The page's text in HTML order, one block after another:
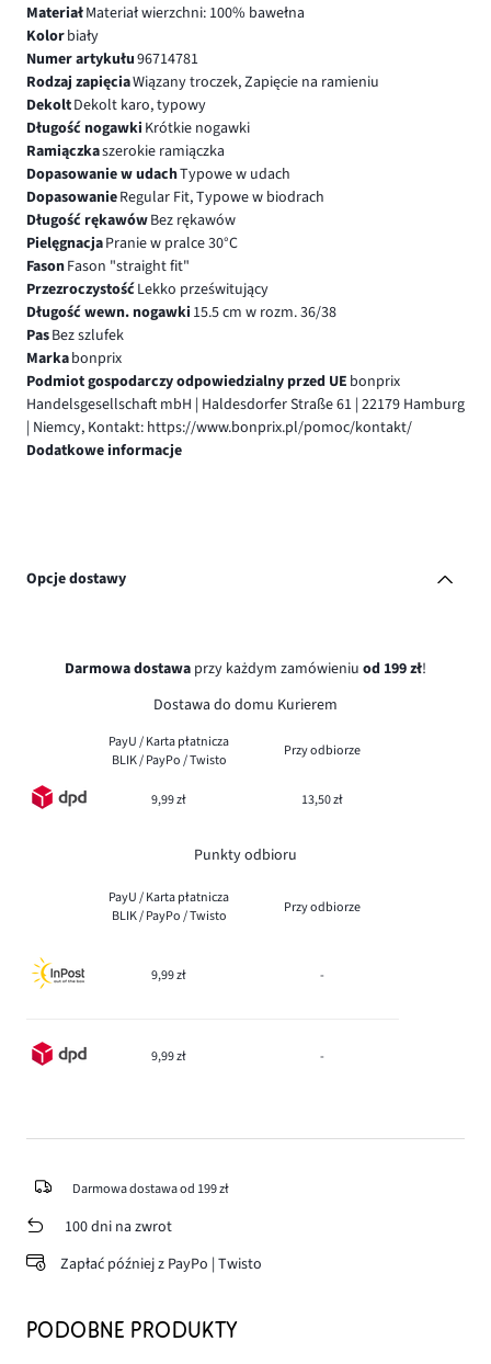
MateriałMateriał wierzchni: 100% bawełna
Kolorbiały
Numer artykułu96714781
Rodzaj zapięciaWiązany troczek, Zapięcie na ramieniu
DekoltDekolt karo, typowy
Długość nogawki Krótkie nogawki
Ramiączkaszerokie ramiączka
Dopasowanie w udachTypowe w udach
DopasowanieRegular Fit, Typowe w biodrach
Długość rękawówBez rękawów
PielęgnacjaPranie w pralce 30°C
FasonFason "straight fit"
PrzezroczystośćLekko prześwitujący
Długość wewn. nogawki 15.5 cm w rozm. 36/38
PasBez szlufek
Markabonprix
Podmiot gospodarczy odpowiedzialny przed UE bonprix
Handelsgesellschaft mbH | Haldesdorfer Straße 61 | 22179 Hamburg
| Niemcy, Kontakt: https://www.bonprix.pl/pomoc/kontakt/
Dodatkowe informacje
Opcje dostawy
Darmowa dostawa przy każdym zamówieniu od 199 zł!
Dostawa do domu Kurierem
PayU / Karta płatnicza
BLIK / PayPo / Twisto
Przy odbiorze
9,99 zł 13,50 zł
Punkty odbioru
PayU / Karta płatnicza
BLIK / PayPo / Twisto
Przy odbiorze
9,99 zł -
9,99 zł -
Darmowa dostawa od 199 zł
100 dni na zwrot
Zapłać później z PayPo | Twisto
PODOBNE PRODUKTY